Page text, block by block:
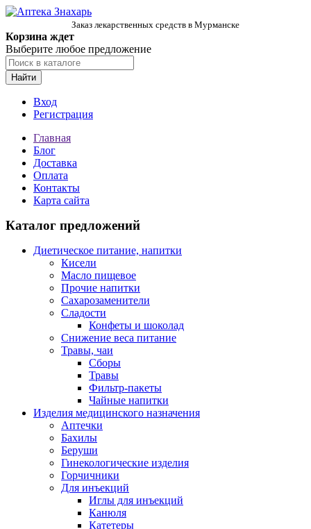
Заказ лекарственных средств в Мурманске
Корзина ждет
Выберите любое предложение
Найти
Вход
Регистрация
Главная
Блог
Доставка
Оплата
Контакты
Карта сайта
Каталог предложений
Диетическое питание, напитки
Кисели
Масло пищевое
Прочие напитки
Сахарозаменители
Сладости
Конфеты и шоколад
Снижение веса питание
Травы, чаи
Сборы
Травы
Фильтр-пакеты
Чайные напитки
Изделия медицинского назначения
Аптечки
Бахилы
Беруши
Гинекологические изделия
Горчичники
Для инъекций
Иглы для инъекций
Канюля
Катетеры